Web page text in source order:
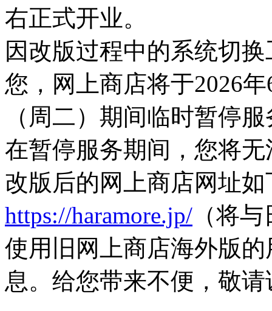
右正式开业。
因改版过程中的系统切
您，网上商店将于2026
（周二）期间临时暂停
在暂停服务期间，您将
改版后的网上商店网址如
https://haramore.jp/ （将
使用旧网上商店海外版
息。给您带来不便，敬请